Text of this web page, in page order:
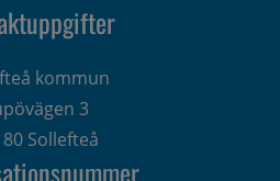
kommun
3
80 Sollefteå